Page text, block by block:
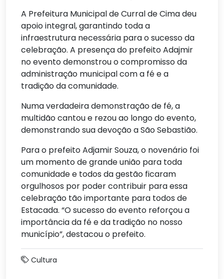
A Prefeitura Municipal de Curral de Cima deu
apoio integral, garantindo toda a
infraestrutura necessária para o sucesso da
celebração. A presença do prefeito Adajmir
no evento demonstrou o compromisso da
administração municipal com a fé e a
tradição da comunidade.
Numa verdadeira demonstração de fé, a
multidão cantou e rezou ao longo do evento,
demonstrando sua devoção a São Sebastião.
Para o prefeito Adjamir Souza, o novenário foi
um momento de grande união para toda
comunidade e todos da gestão ficaram
orgulhosos por poder contribuir para essa
celebração tão importante para todos de
Estacada. “O sucesso do evento reforçou a
importância da fé e da tradição no nosso
município”, destacou o prefeito.
Cultura